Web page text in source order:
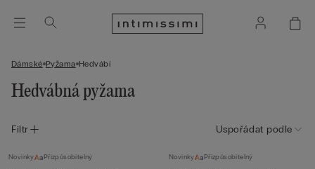
Dámské Pyžama Hedvábí
Hedvábná pyžama
Filtr Uspořádat podle
Novinky Přizpůsobitelný Novinky Přizpůsobitelný